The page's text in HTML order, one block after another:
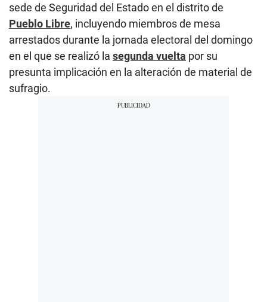
sede de Seguridad del Estado en el distrito de
Pueblo Libre, incluyendo miembros de mesa
arrestados durante la jornada electoral del domingo
en el que se realizó la segunda vuelta por su
presunta implicación en la alteración de material de
sufragio.